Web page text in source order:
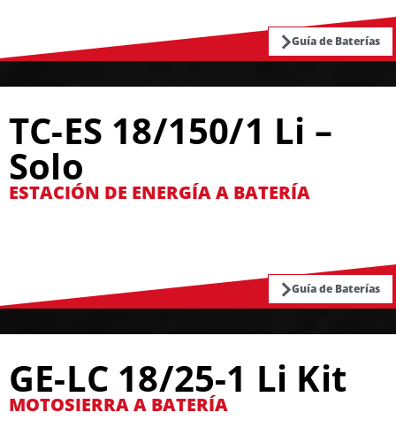
Guía de Baterías
TC-ES 18/150/1 Li –
Solo
ESTACIÓN DE ENERGÍA A BATERÍA
Guía de Baterías
GE-LC 18/25-1 Li Kit
MOTOSIERRA A BATERÍA